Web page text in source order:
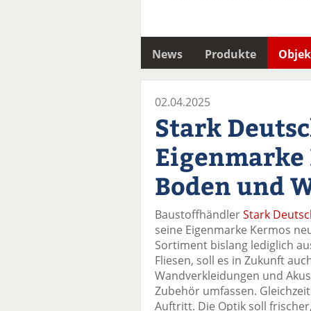
News Produkte
02.04.2025
Stark
Boden und
BaustoffhändlerStark
seine Eigenmarke Kermos
Sortiment bislang lediglich
Fliesen, soll es in Zukunft
Wandverkleidungen und
Zubehör umfassen.
Auftritt. Die Optik soll